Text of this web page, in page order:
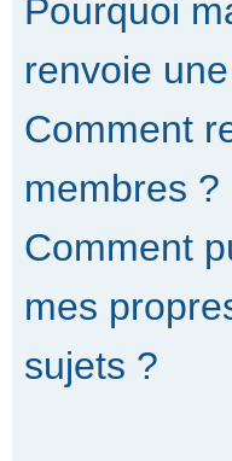
Pourquoi
renvoie
Comment
membres ?
Comment
mes
sujets ?